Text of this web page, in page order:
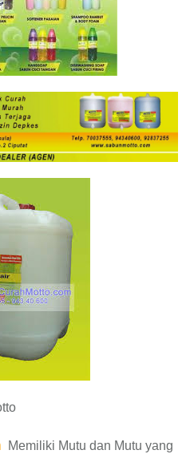
Memiliki Mutu dan Mutu yang